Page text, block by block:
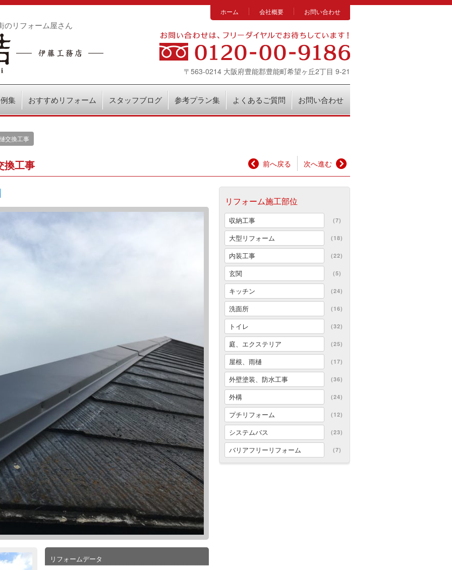
のリフォーム屋さん
ホーム 会社概要 お問い合わせ
〒563-0214 大阪府豊能郡豊能町希望ヶ丘2丁目 9-21
集 おすすめリフォーム スタッフブログ 参考プラン集 よくあるご質問 お問い合わせ
交換工事
前へ戻る 次へ進む
換工事
リフォームデータ
リフォーム施工部位
収納工事 (7)
大型リフォーム (18)
内装工事 (22)
玄関 (5)
キッチン (24)
洗面所 (16)
トイレ (32)
庭、エクステリア (25)
屋根、雨樋 (17)
外壁塗装、防水工事 (36)
外構 (24)
プチリフォーム (12)
システムバス (23)
バリアフリーリフォーム (7)